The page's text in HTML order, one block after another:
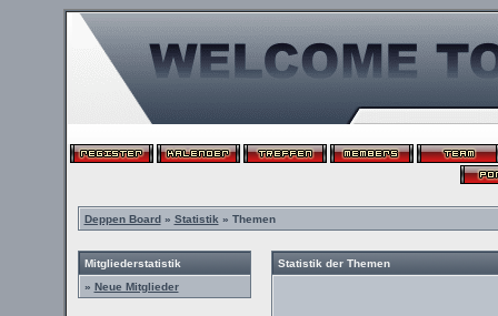
Deppen Board» Statistik » Themen
Mitgliederstatistik
» Neue Mitglieder
Statistik der Themen